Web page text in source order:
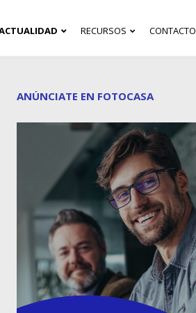
RECURSOS CONTACTO
ANÚNCIATE EN FOTOCASA